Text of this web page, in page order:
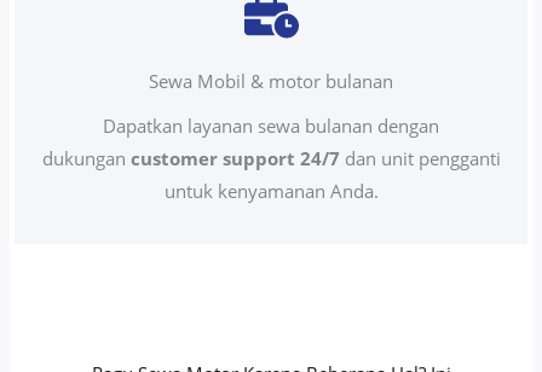
Sewa Mobil & motor bulanan
Dapatkan layanan sewa bulanan dengan
dukungan customer support 24/7 dan unit pengganti
untuk kenyamanan Anda.